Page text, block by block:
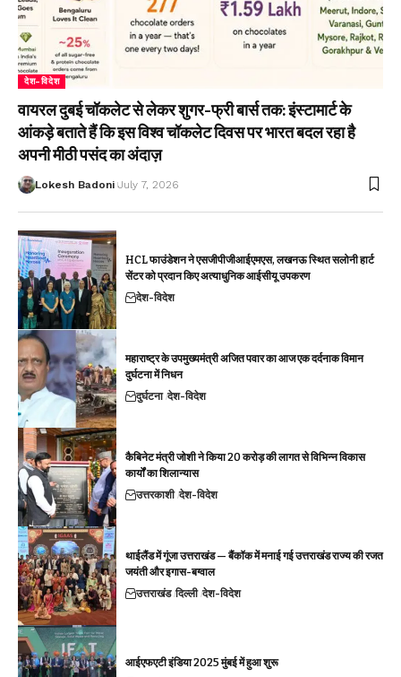
देश-विदेश
वायरल दुबई चॉकलेट से लेकर शुगर-फ्री बार्स तक: इंस्टामार्ट के
आंकड़े बताते हैं कि इस विश्व चॉकलेट दिवस पर भारत बदल रहा है
अपनी मीठी पसंद का अंदाज़
Lokesh Badoni July 7, 2026
HCL फाउंडेशन ने एसजीपीजीआईएमएस, लखनऊ स्थित सलोनी हार्ट
सेंटर को प्रदान किए अत्याधुनिक आईसीयू उपकरण
देश-विदेश
महाराष्ट्र के उपमुख्यमंत्री अजित पवार का आज एक दर्दनाक विमान
दुर्घटना में निधन
दुर्घटना देश-विदेश
कैबिनेट मंत्री जोशी ने किया 20 करोड़ की लागत से विभिन्न विकास
कार्यों का शिलान्यास
उत्तरकाशी देश-विदेश
थाईलैंड में गूंजा उत्तराखंड — बैंकॉक में मनाई गई उत्तराखंड राज्य की रजत
जयंती और इगास-बग्वाल
उत्तराखंड दिल्ली देश-विदेश
आईएफएटी इंडिया 2025 मुंबई में हुआ शुरू